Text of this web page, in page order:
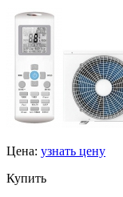
Цена: узнать цену
Купить